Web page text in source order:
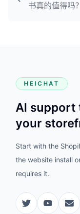
书真的值得吗？
HEICHAT
AI support
your
Start with the
the website install
requires it.